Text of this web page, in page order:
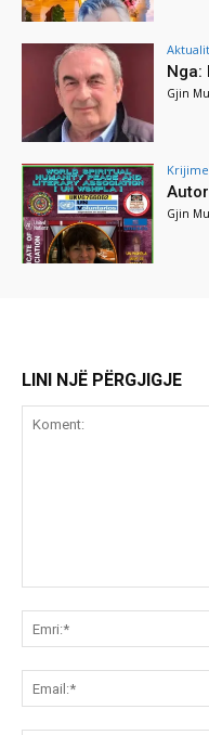
Nga:
Gjin
Krijime
Gjin
LINI NJË PËRGJIGJE